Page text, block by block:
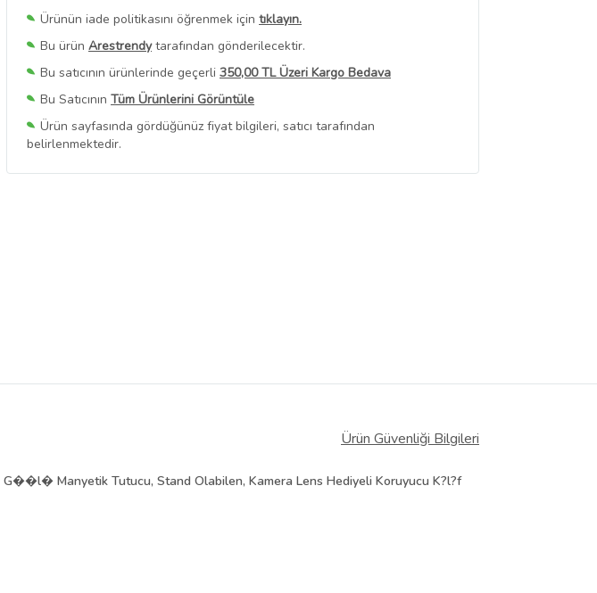
Ürünün iade politikasını öğrenmek için tıklayın.
Bu ürün Arestrendytarafından gönderilecektir.
Bu satıcının ürünlerinde geçerli 350,00 TL Üzeri Kargo Bedava
Bu Satıcının Tüm Ürünlerini Görüntüle
Ürün sayfasında gördüğünüz fiyat bilgileri, satıcı tarafından
belirlenmektedir.
Ürün Güvenliği Bilgileri
Manyetik Tutucu, Stand Olabilen, Kamera Lens Hediyeli Koruyucu K?l?f